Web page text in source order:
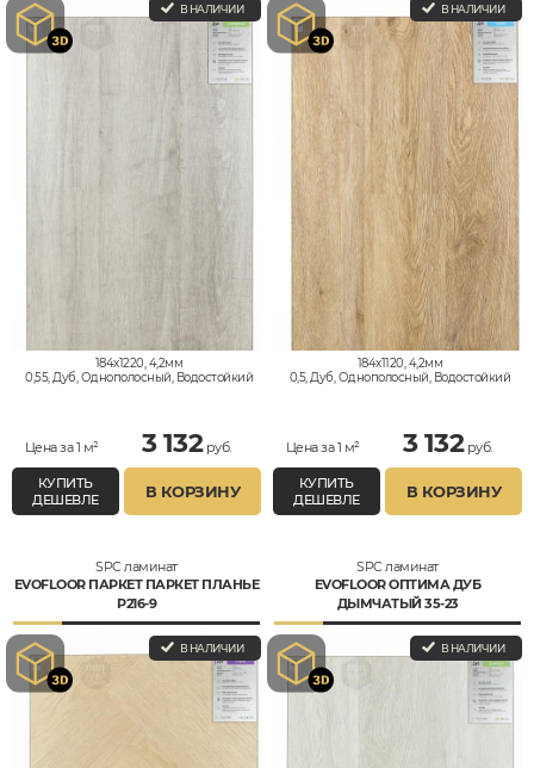
В НАЛИЧИИ
184x1220, 4,2мм
0,55, Дуб, Однополосный, Водостойкий
Цена за 1 м² 3 132руб.
КУПИТЬ
ДЕШЕВЛЕ
В КОРЗИНУ
В НАЛИЧИИ
184x1120, 4,2мм
0,5, Дуб, Однополосный, Водостойкий
Цена за 1 м² 3 132руб.
КУПИТЬ
ДЕШЕВЛЕ
В КОРЗИНУ
SPC ламинат
EVOFLOOR ПАРКЕТ ПАРКЕТ ПЛАНЬЕ
P216-9
В НАЛИЧИИ
SPC ламинат
EVOFLOOR ОПТИМА ДУБ
ДЫМЧАТЫЙ 35-23
В НАЛИЧИИ